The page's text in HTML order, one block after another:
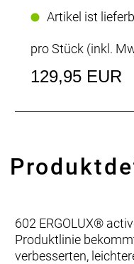
Artikel ist
pro Stück (inkl.
129,95 EUR
602 ERGOLUX®
Produktlinie
verbesserten,